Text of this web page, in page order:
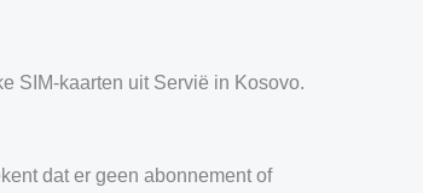
SIM-kaarten uit Servië in Kosovo.
dat er geen abonnement of